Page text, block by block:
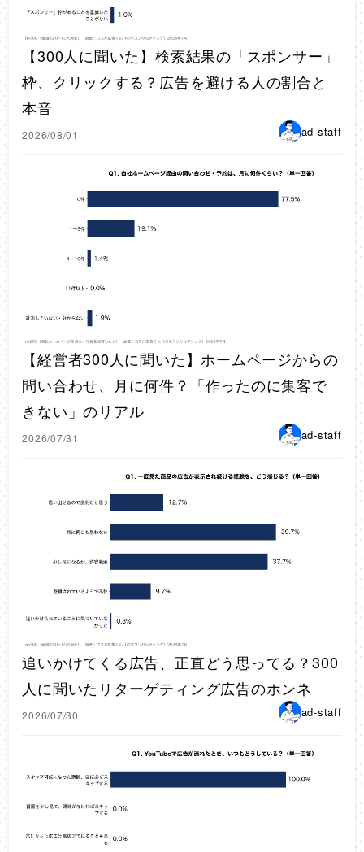
【300人に聞いた】検索結果の「スポンサー」
枠、クリックする？広告を避ける人の割合と
本音
2026/08/01 ad-staff
【経営者300人に聞いた】ホームページからの
問い合わせ、月に何件？「作ったのに集客で
きない」のリアル
2026/07/31 ad-staff
追いかけてくる広告、正直どう思ってる？300
人に聞いたリターゲティング広告のホンネ
2026/07/30 ad-staff